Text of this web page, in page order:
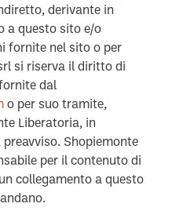
derivante in
a questo sito e/o
fornite nel sito o per
si riserva il diritto di
dal
o per suo tramite,
Liberatoria, in
Shopiemonte
per il contenuto di
collegamento a questo